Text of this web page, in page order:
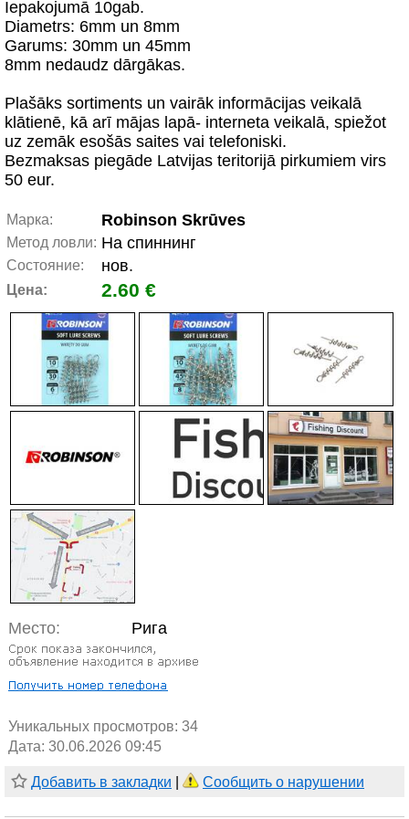
Iepakojumā 10gab.
Diametrs: 6mm un 8mm
Garums: 30mm un 45mm
8mm nedaudz dārgākas.
Plašāks sortiments un vairāk informācijas veikalā
klātienē, kā arī mājas lapā- interneta veikalā, spiežot
uz zemāk esošās saites vai telefoniski.
Bezmaksas piegāde Latvijas teritorijā pirkumiem virs
50 eur.
Марка: Robinson Skrūves
Метод ловли: На спиннинг
Состояние: нов.
Цена: 2.60 €
Место: Рига
Уникальных просмотров: 34
Дата: 30.06.2026 09:45
Добавить в закладки Сообщить о нарушении